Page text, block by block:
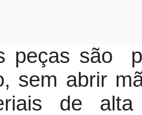
peças são
sem abrir
de alta